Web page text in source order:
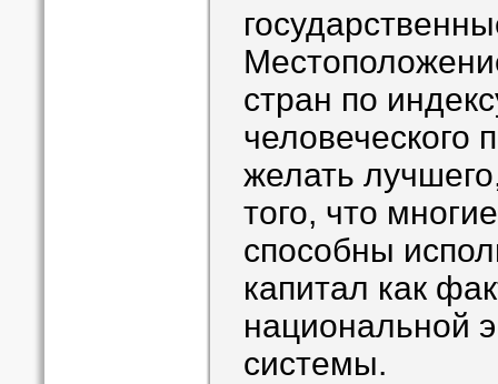
стран по
человеческого
желать
того, что
способны
капитал как
национальной
системы.